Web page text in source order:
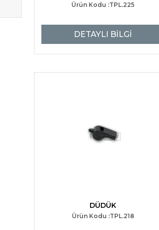
Ürün Kodu :TPL.225
DETAYLI BİLGİ
DÜDÜK
Ürün Kodu :TPL.218